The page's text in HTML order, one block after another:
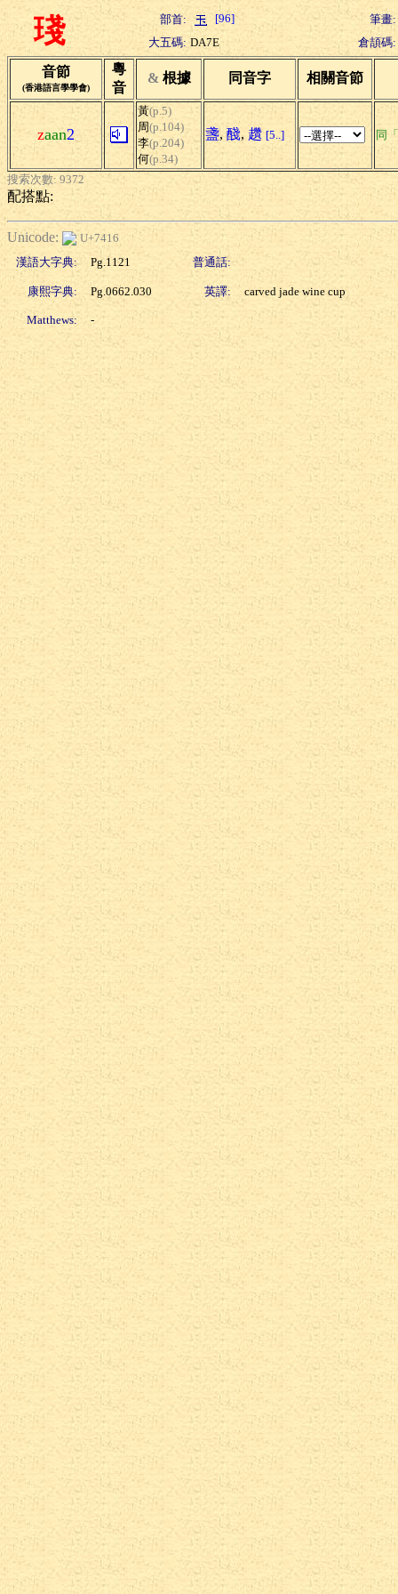
琖 部首: [96]
筆畫:
大五碼: DA7E 倉頡碼:
音節
(香港語言學學會)
粵
音
& 根據 同音字 相關音節
zaan2
黃(p.5)
周(p.104)
李(p.204)
何(p.34)
盞, 醆, 趲 [5..] 同
搜索次數: 9372
配搭點:
Unicode:
U+7416
漢語大字典:
Pg.1121 普通話:
康熙字典: Pg.0662.030 英譯: carved jade wine cup
Matthews: -